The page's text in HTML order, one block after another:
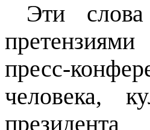
Эти
пресс-
человека,